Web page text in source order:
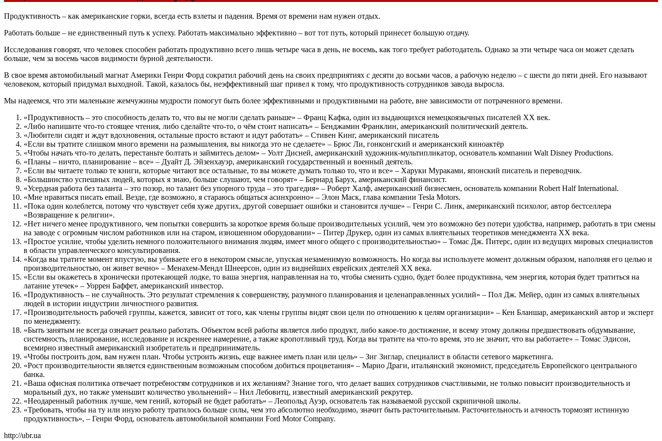
Продуктивность – как американские горки, всегда есть взлеты и падения. Время от времени нам нужен отдых.
Работать больше – не единственный путь к успеху. Работать максимально эффективно – вот тот путь, который принесет большую отдачу.
Исследования говорят, что человек способен работать продуктивно всего лишь четыре часа в день, не восемь, как того требует работодатель. Однако за эти четыре часа он может сделать
больше, чем за восемь часов видимости бурной деятельности.
В свое время автомобильный магнат Америки Генри Форд сократил рабочий день на своих предприятиях с десяти до восьми часов, а рабочую неделю – с шести до пяти дней. Его называют
человеком, который придумал выходной. Такой, казалось бы, неэффективный шаг привел к тому, что продуктивность сотрудников завода выросла.
Мы надеемся, что эти маленькие жемчужины мудрости помогут быть более эффективными и продуктивными на работе, вне зависимости от потраченного времени.
«Продуктивность – это способность делать то, что вы не могли сделать раньше» – Франц Кафка, один из выдающихся немецкоязычных писателей XX век.
«Либо напишите что-то стоящее чтения, либо сделайте что-то, о чём стоит написать» – Бенджамин Франклин, американский политический деятель.
«Любители сидят и ждут вдохновения, остальные просто встают и идут работать» – Стивен Кинг, американский писатель
«Если вы тратите слишком много времени на размышления, вы никогда это не сделаете» – Брюс Ли, гонконгский и американский киноактёр
«Чтобы начать что-то делать, перестаньте болтать и займитесь делом» – Уолт Дисней, американский художник-мультипликатор, основатель компании Walt Disney Productions.
«Планы – ничто, планирование – все» – Дуайт Д. Эйзенхауэр, американский государственный и военный деятель.
«Если вы читаете только те книги, которые читают все остальные, то вы можете думать только то, что и все» – Харуки Мураками, японский писатель и переводчик.
«Большинство успешных людей, которых я знаю, больше слушают, чем говорят» – Бернард Барух, американский финансист.
«Усердная работа без таланта – это позор, но талант без упорного труда – это трагедия» – Роберт Халф, американский бизнесмен, основатель компании Robert Half International.
«Мне нравиться писать email. Везде, где возможно, я стараюсь общаться асинхронно» – Элон Маск, глава компании Tesla Motors.
«Пока один колеблется, потому что чувствует себя хуже других, другой совершает ошибки и становится лучше» – Генри С. Линк, американский психолог, автор бестселлера
«Возвращение к религии».
«Нет ничего менее продуктивного, чем попытки совершить за короткое время больше производительных усилий, чем это возможно без потери удобства, например, работать в три смены
на заводе с огромным числом работников или на старом, изношенном оборудовании» – Питер Друкер, один из самых влиятельных теоретиков менеджмента XX века.
«Простое усилие, чтобы уделить немного положительного внимания людям, имеет много общего с производительностью» – Томас Дж. Питерс, один из ведущих мировых специалистов
в области управленческого консультирования.
«Когда вы тратите момент впустую, вы убиваете его в некотором смысле, упуская незаменимую возможность. Но когда вы используете момент должным образом, наполняя его целью и
производительностью, он живет вечно» – Менахем-Мендл Шнеерсон, один из виднейших еврейских деятелей XX века.
«Если вы окажетесь в хронически протекающей лодке, то ваша энергия, направленная на то, чтобы сменить судно, будет более продуктивна, чем энергия, которая будет тратиться на
латание утечек» – Уоррен Баффет, американский инвестор.
«Продуктивность – не случайность. Это результат стремления к совершенству, разумного планирования и целенаправленных усилий» – Пол Дж. Мейер, один из самых влиятельных
людей в истории индустрии личностного развития.
«Производительность рабочей группы, кажется, зависит от того, как члены группы видят свои цели по отношению к целям организации» – Кен Бланшар, американский автор и эксперт
по менеджменту.
«Быть занятым не всегда означает реально работать. Объектом всей работы является либо продукт, либо какое-то достижение, и всему этому должны предшествовать обдумывание,
системность, планирование, исследование и искреннее намерение, а также кропотливый труд. Когда вы тратите на что-то время, это не значит, что вы работаете» – Томас Эдисон,
всемирно известный американский изобретатель и предприниматель.
«Чтобы построить дом, вам нужен план. Чтобы устроить жизнь, еще важнее иметь план или цель» – Зиг Зиглар, специалист в области сетевого маркетинга.
«Рост производительности является единственным возможным способом добиться процветания» – Марио Драги, итальянский экономист, председатель Европейского центрального
банка.
«Ваша офисная политика отвечает потребностям сотрудников и их желаниям? Знание того, что делает ваших сотрудников счастливыми, не только повысит производительность и
моральный дух, но также уменьшит количество увольнений» – Нил Лебовитц, известный американский рекрутер.
«Неодаренный работник лучше, чем гений, который не будет работать» – Леопольд Ауэр, основатель так называемой русской скрипичной школы.
«Требовать, чтобы на ту или иную работу тратилось больше силы, чем это абсолютно необходимо, значит быть расточительным. Расточительность и алчность тормозят истинную
продуктивность», – Генри Форд, основатель автомобильной компании Ford Motor Company.
http://ubr.ua